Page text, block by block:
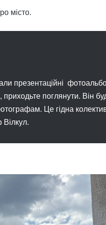
місто.
презентаційні
поглянути. Він
Це гідна